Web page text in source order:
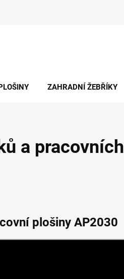
ZAHRADNÍ ŽEBŘÍKY
a pracovních
plošiny AP2030